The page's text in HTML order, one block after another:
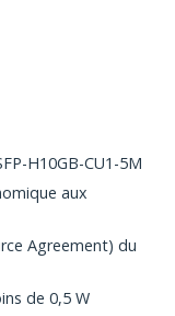
H10GB-CU1-5M
aux
Agreement) du
de 0,5 W